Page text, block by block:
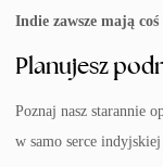
Indie zawsze mają
Planujesz
Poznaj nasz starannie
w samo serce